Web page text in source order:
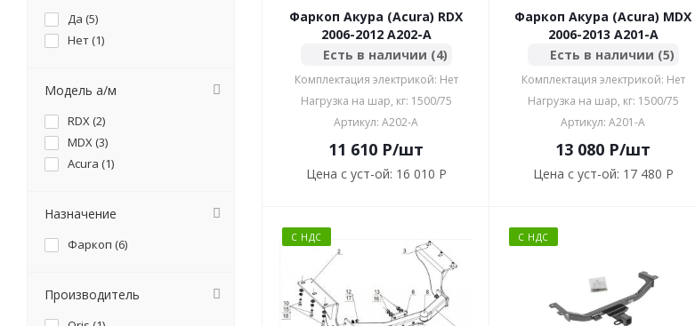
Фаркоп Акура (Acura) RDX
2006-2012 A202-A
Есть в наличии (4)
Комплектация электрикой: Нет
Нагрузка на шар, кг: 1500/75
Артикул: A202-A
11 610 P/шт
Цена с уст-ой: 16 010 P
Фаркоп Акура (Acura) MDX
2006-2013 A201-A
Есть в наличии (5)
Комплектация электрикой: Нет
Нагрузка на шар, кг: 1500/75
Артикул: A201-A
13 080 P/шт
Цена с уст-ой: 17 480 P
С НДС С НДС
Да (5)
Нет (1)
Модель а/м
RDX (2)
MDX (3)
Acura (1)
Назначение
Фаркоп (6)
Прoизводитель